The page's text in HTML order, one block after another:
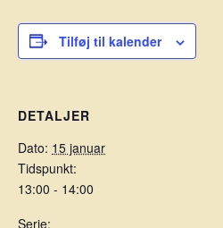
Tilføj til kalender
DETALJER
Dato: 15 januar
Tidspunkt:
13:00 - 14:00
Serie: